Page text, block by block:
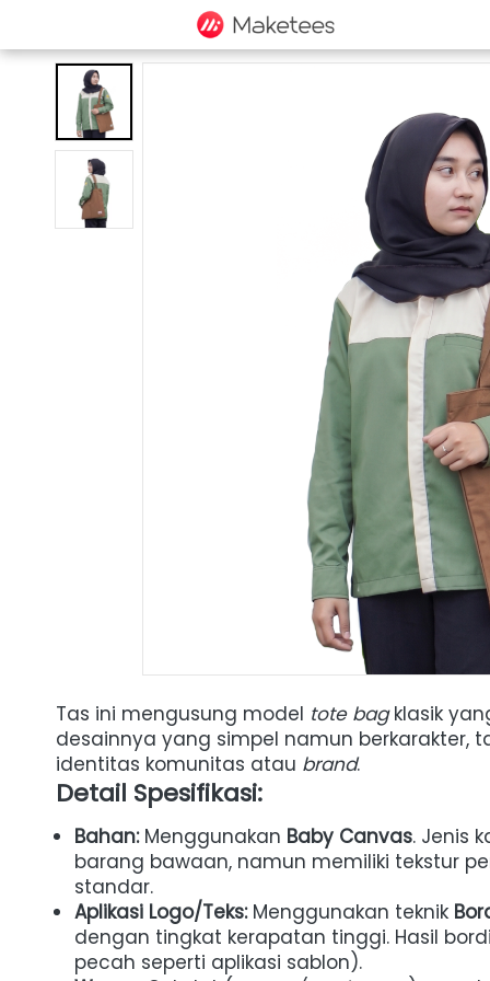
Tas ini mengusung model tote bag klasik
desainnya yang simpel namun berkarakter,
identitas komunitas atau brand.
Detail Spesifikasi:
Bahan: Menggunakan Baby Canvas. Jenis
barang bawaan, namun memiliki tekstur
standar.
Aplikasi Logo/Teks: Menggunakan teknik
dengan tingkat kerapatan tinggi. Hasil
pecah seperti aplikasi sablon).